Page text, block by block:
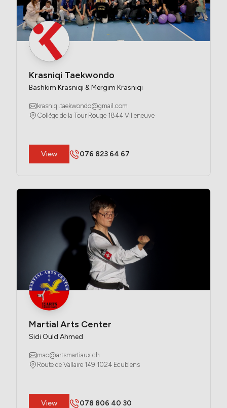
Krasniqi Taekwondo
Bashkim Krasniqi & Mergim Krasniqi
krasniqi.taekwondo@gmail.com
Collège de la Tour Rouge 1844 Villeneuve
​View 076 823 64 67
Martial Arts Center
Sidi Ould Ahmed
mac@artsmartiaux.ch
Route de Vallaire 149 1024 Ecublens
​View 078 806 40 30